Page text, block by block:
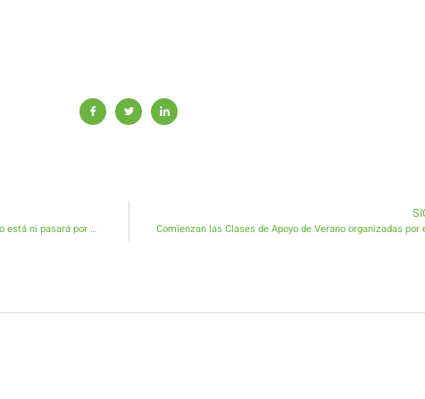
Antigua concluye ante el abogado vecinal que no está ni pasará por encima del marco de la ley